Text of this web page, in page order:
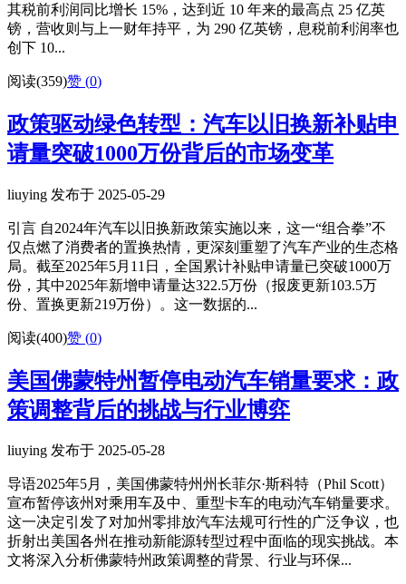
其税前利润同比增长 15%，达到近 10 年来的最高点 25 亿英
镑，营收则与上一财年持平，为 290 亿英镑，息税前利润率也
创下 10...
阅读(359)赞 (0)
政策驱动绿色转型：汽车以旧换新补贴申
请量突破1000万份背后的市场变革
liuying 发布于 2025-05-29
引言 自2024年汽车以旧换新政策实施以来，这一“组合拳”不
仅点燃了消费者的置换热情，更深刻重塑了汽车产业的生态格
局。截至2025年5月11日，全国累计补贴申请量已突破1000万
份，其中2025年新增申请量达322.5万份（报废更新103.5万
份、置换更新219万份）。这一数据的...
阅读(400)赞 (0)
美国佛蒙特州暂停电动汽车销量要求：政
策调整背后的挑战与行业博弈
liuying 发布于 2025-05-28
导语2025年5月，美国佛蒙特州州长菲尔·斯科特（Phil Scott）
宣布暂停该州对乘用车及中、重型卡车的电动汽车销量要求。
这一决定引发了对加州零排放汽车法规可行性的广泛争议，也
折射出美国各州在推动新能源转型过程中面临的现实挑战。本
文将深入分析佛蒙特州政策调整的背景、行业与环保...